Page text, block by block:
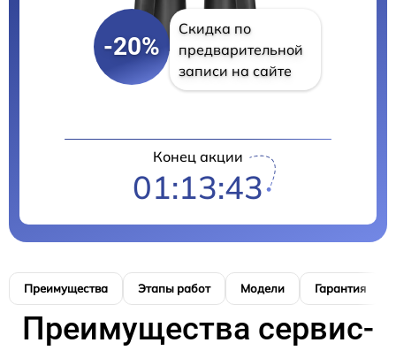
-20%
Скидка по
предварительной
записи на сайте
Конец акции
01:13:42
Преимущества Этапы работ Модели Гарантия
Преимущества сервис-